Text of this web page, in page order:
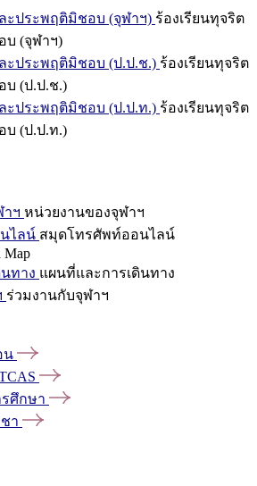
ะประพฤติมิชอบ (จุฬาฯ) ร้องเรียนทุจริต
บ (จุฬาฯ)
ะประพฤติมิชอบ (ป.ป.ช.) ร้องเรียนทุจริต
บ (ป.ป.ช.)
ะประพฤติมิชอบ (ป.ป.ท.) ร้องเรียนทุจริต
บ (ป.ป.ท.)
ฯ หน่วยงานของจุฬาฯ
ไลน์ สมุดโทรศัพท์ออนไลน์
Map
ทาง แผนที่และการเดินทาง
ร่วมงานกับจุฬาฯ
น
ศึกษา
า